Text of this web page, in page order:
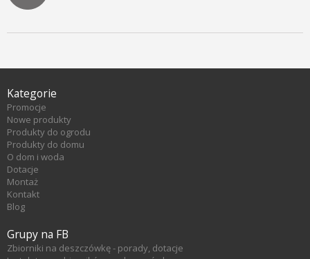
Kategorie
Promocje
Nowe produkty
Produkty do ogrodu
Produkty do domu
O dom i woda
Dotacje
Montaż
Kontakt
Blog
Grupy na FB
Zbiorniki na deszczówkę - porady, dotacje